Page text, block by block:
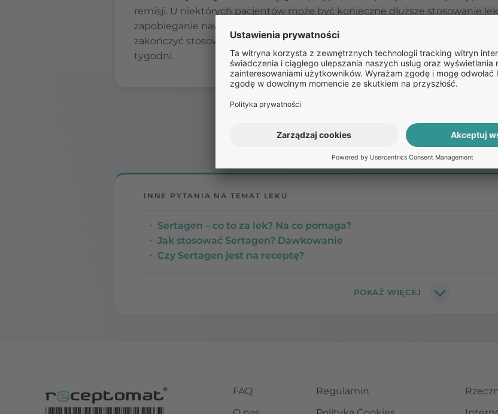
remisji. U niektórych pacjentów może być konieczne dłuższe stosowanie
zapobieganie nawrotom choroby. Nie należy samodzielnie przerywać
zakończyć stosowanie Sertagenu, zaplanuje stopniowe odstawianie leku
tygodni.
Pozostałepytania:
INNE PYTANIA NA TEMAT LEKU
Sertagen – co to za lek? Na co pomaga?
Jak stosować Sertagen? Dawkowanie
Czy Sertagen jest na receptę?
FAQ
Regulamin